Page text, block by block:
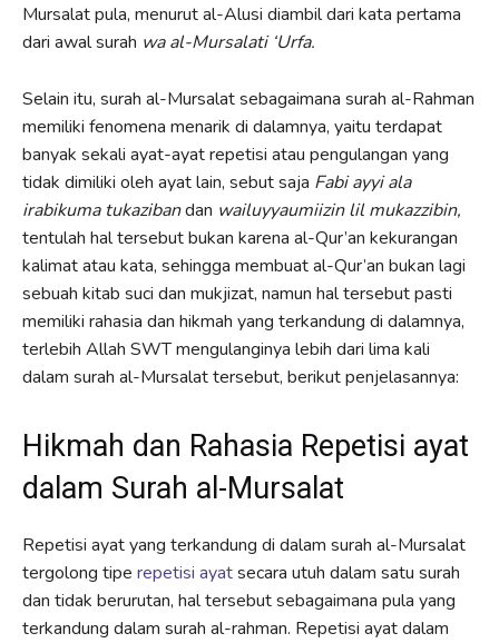
Mursalat pula, menurut al-Alusi diambil dari kata pertama
dari awal surah wa al-Mursalati ‘Urfa.
Selain itu, surah al-Mursalat sebagaimana surah al-Rahman
memiliki fenomena menarik di dalamnya, yaitu terdapat
banyak sekali ayat-ayat repetisi atau pengulangan yang
tidak dimiliki oleh ayat lain, sebut saja Fabi ayyi ala
irabikuma tukazibandan wailuyyaumiizin lil mukazzibin,
tentulah hal tersebut bukan karena al-Qur’an kekurangan
kalimat atau kata, sehingga membuat al-Qur’an bukan lagi
sebuah kitab suci dan mukjizat, namun hal tersebut pasti
memiliki rahasia dan hikmah yang terkandung di dalamnya,
terlebih Allah SWT mengulanginya lebih dari lima kali
dalam surah al-Mursalat tersebut, berikut penjelasannya:
Hikmah dan Rahasia Repetisi ayat
dalam Surah al-Mursalat
Repetisi ayat yang terkandung di dalam surah al-Mursalat
tergolong tipe repetisi ayatsecara utuh dalam satu surah
dan tidak berurutan, hal tersebut sebagaimana pula yang
terkandung dalam surah al-rahman. Repetisi ayat dalam